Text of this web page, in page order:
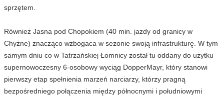
sprzętem.
Również Jasna pod Chopokiem (40 min. jazdy od granicy w
Chyżne) znacząco wzbogaca w sezonie swoją infrastrukturę. W tym
samym dniu co w Tatrzańskiej Łomnicy został tu oddany do użytku
supernowoczesny 6-osobowy wyciąg DopperMayr, który stanowi
pierwszy etap spełnienia marzeń narciarzy, którzy pragną
bezpośredniego połączenia między północnymi i południowymi